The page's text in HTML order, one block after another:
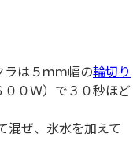
は５ｍｍ幅の輪切り
０Ｗ）で３０秒ほど
混ぜ、氷水を加えて